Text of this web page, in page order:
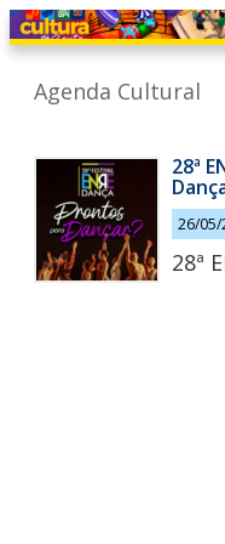
Agenda Cultural
28ª
26/05/
28ª